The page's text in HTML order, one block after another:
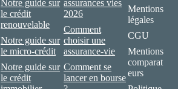
Notre guide sur
le crédit
renouvelable
Notre guide sur
le micro-crédit
Notre guide sur
le crédit
assurances vies
2026
Comment
choisir une
assurance-vie
Comment se
lancer en bourse
Mentions
légales
CGU
Mentions
comparat
eurs